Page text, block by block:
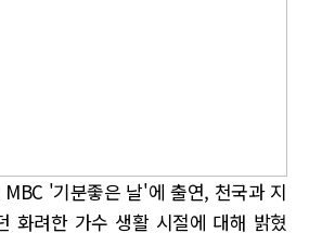
'기분좋은 날'에 출연, 천국과 지
화려한 가수 생활 시절에 대해 밝혔